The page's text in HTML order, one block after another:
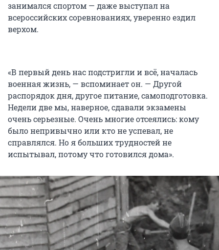
занимался спортом — даже выступал на
всероссийских соревнованиях, уверенно ездил
верхом.
«В первый день нас подстригли и всё, началась
военная жизнь, — вспоминает он. — Другой
распорядок дня, другое питание, самоподготовка.
Недели две мы, наверное, сдавали экзамены
очень серьезные. Очень многие отсеялись: кому
было непривычно или кто не успевал, не
справлялся. Но я больших трудностей не
испытывал, потому что готовился дома».